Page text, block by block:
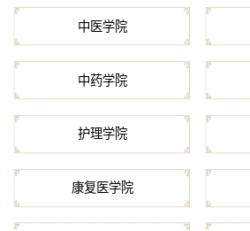
中医学院
中药学院
护理学院
康复医学院